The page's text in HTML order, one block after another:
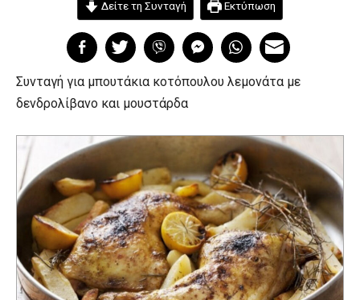
Δείτε τη Συνταγή Εκτύπωση
Συνταγή για μπουτάκια κοτόπουλου λεμονάτα με
δενδρολίβανο και μουστάρδα